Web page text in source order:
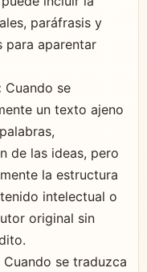
paráfrasis y
para aparentar
Cuando se
un texto ajeno
de las ideas, pero
la estructura
intelectual o
original sin
Cuando se traduzca